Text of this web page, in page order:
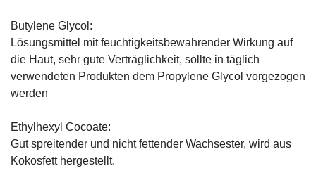
Butylene Glycol:
Lösungsmittel mit feuchtigkeitsbewahrender Wirkung auf
die Haut, sehr gute Verträglichkeit, sollte in täglich
verwendeten Produkten dem Propylene Glycol vorgezogen
werden
Ethylhexyl Cocoate:
Gut spreitender und nicht fettender Wachsester, wird aus
Kokosfett hergestellt.